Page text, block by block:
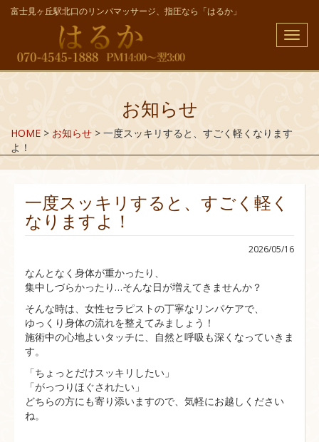
富士見ヶ丘駅北口のリンパマッサージ、指圧なら「はるか」
メ
ニ
お知らせ
HOME > お知らせ > 一度スッキリすると、すごく軽くなります
よ！
一度スッキリすると、すごく軽く
なりますよ！
2026/05/16
なんとなく身体が重かったり、
集中しづらかったり…そんな日が増えてきませんか？
そんな時は、女性セラピストの丁寧なリンパケアで、
ゆっくり身体の流れを整えてみましょう！
施術中の心地よいタッチに、自然と呼吸も深くなっていきま
す。
「ちょっとだけスッキリしたい」
「がっつりほぐされたい」
どちらの方にも寄り添いますので、気軽にお越しください
ね。